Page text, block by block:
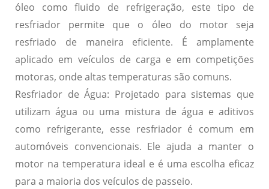
óleo como fluido de refrigeração, este tipo de
resfriador permite que o óleo do motor seja
resfriado de maneira eficiente. É amplamente
aplicado em veículos de carga e em competições
motoras, onde altas temperaturas são comuns.
Resfriador de Água: Projetado para sistemas que
utilizam água ou uma mistura de água e aditivos
como refrigerante, esse resfriador é comum em
automóveis convencionais. Ele ajuda a manter o
motor na temperatura ideal e é uma escolha eficaz
para a maioria dos veículos de passeio.